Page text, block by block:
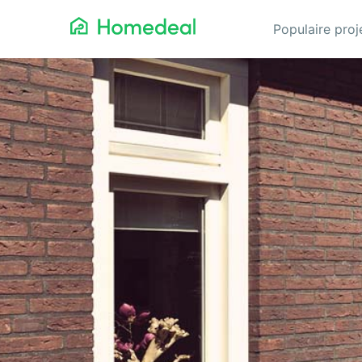
Populaire
Aannemer
Airco
Alarmsystemen
Cv-ketels